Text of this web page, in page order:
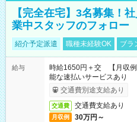
【完全在宅】3名募集！
業中スタッフのフォロー
紹介予定派遣 職種未経験OK ブラ
給与
時給1650円＋交 【月収
能な速払いサービスあり
交通費別途支給あり
交通費 交通費支給あり
月収例 30万円～